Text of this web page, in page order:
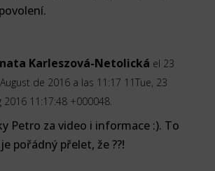
Karleszová-Netolická el 23
de 2016 a las 11:17 11Tue, 23
2016 11:17:48 +000048.
Petro za video i informace :). To
pořádný přelet, že ??!